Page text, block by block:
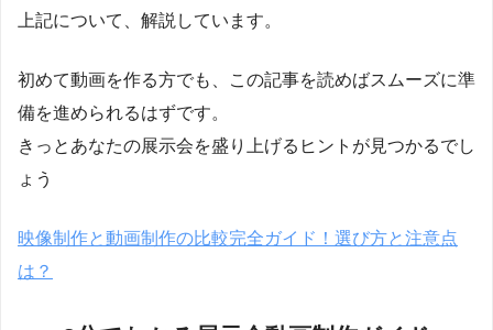
上記について、解説しています。
初めて動画を作る方でも、この記事を読めばスムーズに準
備を進められるはずです。
きっとあなたの展示会を盛り上げるヒントが見つかるでし
ょう
映像制作と動画制作の比較完全ガイド！選び方と注意点
は？